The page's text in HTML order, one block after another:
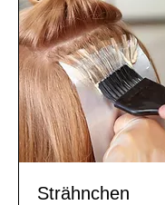
Strähnchen